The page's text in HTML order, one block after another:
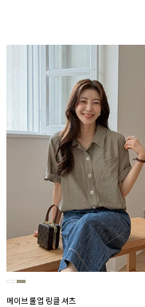
메이브 롤업 링클 셔츠